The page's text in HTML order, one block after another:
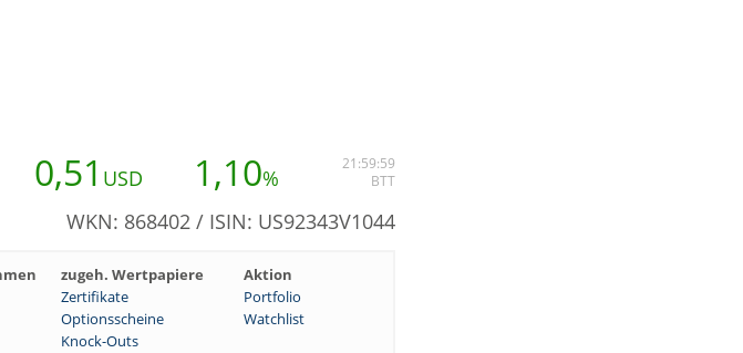
0,51 USD 1,10%
21:59:59
BTT
WKN: 868402 / ISIN: US92343V1044
zugeh. Wertpapiere
Aktion
Zertifikate
Portfolio
Optionsscheine
Watchlist
Knock-Outs